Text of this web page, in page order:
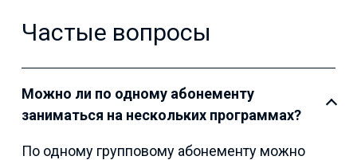
Частые вопросы
Можно ли по одному абонементу
заниматься на нескольких программах?
По одному групповому абонементу можно